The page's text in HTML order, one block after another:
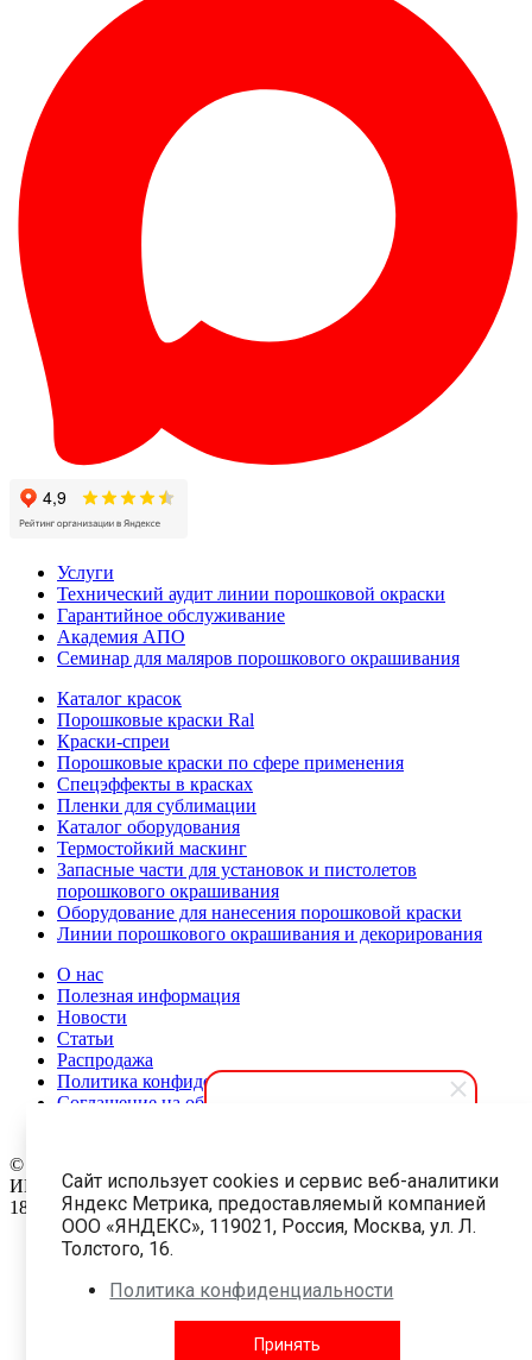
Здравствуйте! Мы готовы
помочь вам. Напишите, если у
вас появятся вопросы.
Услуги
Технический аудит линии порошковой окраски
Гарантийное обслуживание
Академия АПО
Семинар для маляров порошкового окрашивания
Каталог красок
Порошковые краски Ral
Краски-спреи
Порошковые краски по сфере применения
Спецэффекты в красках
Пленки для сублимации
Каталог оборудования
Термостойкий маскинг
Запасные части для установок и пистолетов
порошкового окрашивания
Оборудование для нанесения порошковой краски
Линии порошкового окрашивания и декорирования
О нас
Полезная информация
Новости
Статьи
Распродажа
Политика конфиденциальности
Соглашение на обработку персональных данных
© 1999-2026 Все права защищены.
ИНН: 9702043058 ОГРН: 1227700282040
18 +
Сайт использует cookies и сервис веб-аналитики
Яндекс Метрика, предоставляемый компанией
ООО «ЯНДЕКС», 119021, Россия, Москва, ул. Л.
Толстого, 16.
Политика конфиденциальности
Принять